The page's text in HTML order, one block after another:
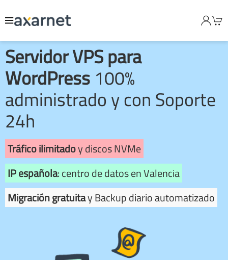
Servidor VPS para
WordPress100%
administrado y con Soporte
24h
Tráfico ilimitadoy discos NVMe
IP española: centro de datos en Valencia
Migración gratuitay Backup diario automatizado